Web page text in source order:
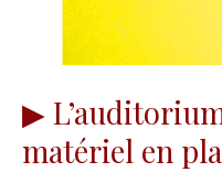
un »
Roksan
ATTESSA
▶
matériel en